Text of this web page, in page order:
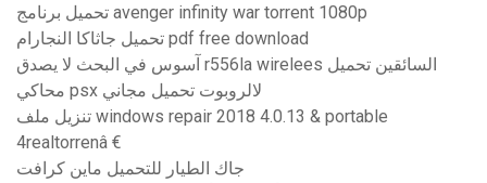
تحميل برنامج avenger infinity war torrent 1080p
تحميل جاثاكا النجارام pdf free download
آسوس في البحث لا يصدق r556la wirelees السائقين تحميل
محاكي psx لالروبوت تحميل مجاني
تنزيل ملف windows repair 2018 4.0.13 & portable
4realtorrenâ €
جاك الطيار للتحميل ماين كرافت